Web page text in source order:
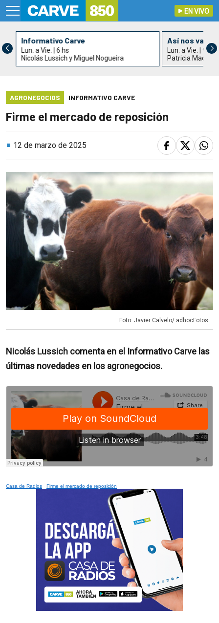
EN VIVO
Informativo Carve
Lun. a Vie. | 6 hs
Nicolás Lussich y Miguel Nogueira
Así nos va
Lun. a Vie. | 9 hs
Patricia Madrid
AGRONEGOCIOS INFORMATIVO CARVE
Firme el mercado de reposición
12 de marzo de 2025
Foto: Javier Calvelo/ adhocFotos
Nicolás Lussich comenta en el Informativo Carve las
últimas novedades en los agronegocios.
Casa de Radios · Firme el mercado de reposición